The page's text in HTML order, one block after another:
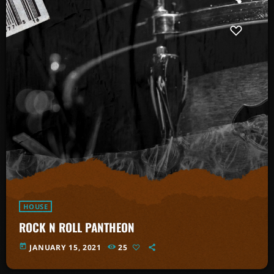
HOUSE
ROCK N ROLL PANTHEON
today JANUARY 15, 2021 25